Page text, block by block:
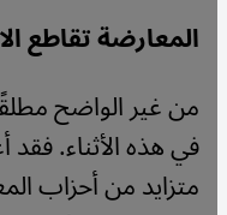
المعارضة تقاطع
من غير الواضح
في هذه الأثناء. فقد
متزايد من أحزاب